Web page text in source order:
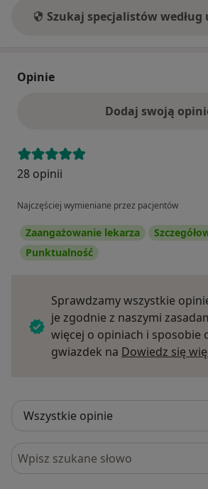
Szukaj specjalistów według
Opinie
Dodaj swoją
28 opinii
Najczęściej wymieniane przez pacjentów
Zaangażowanie lekarza
Punktualność
Sprawdzamy wszystkie
je zgodnie z naszymi
więcej o opiniach i sposobie
gwiazdek na Dowiedz się
Szukaj w opiniach